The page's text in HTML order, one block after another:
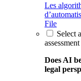
Les
File
Select
Does AI
legal